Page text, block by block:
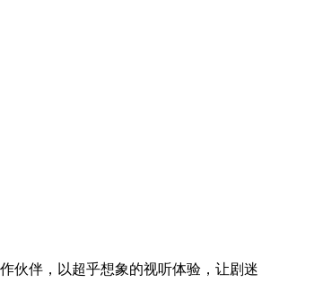
伙伴，以超乎想象的视听体验，让剧迷